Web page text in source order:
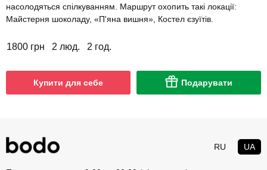
насолодяться спілкуванням. Маршрут охопить такі локації:
Майстерня шоколаду, «П'яна вишня», Костел єзуїтів.
1800 грн 2 люд. 2 год.
Купити для себе Подарувати
RU UA